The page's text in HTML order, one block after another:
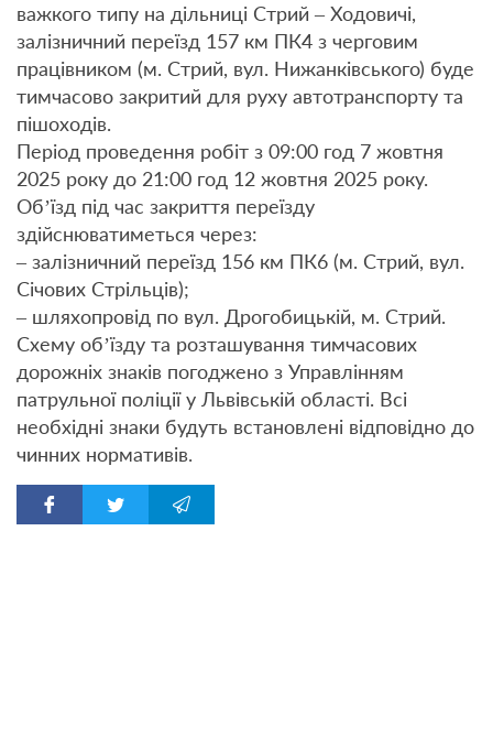
важкого типу на дільниці Стрий – Ходовичі,
залізничний переїзд 157 км ПК4 з черговим
працівником (м. Стрий, вул. Нижанківського) буде
тимчасово закритий для руху автотранспорту та
пішоходів.
Період проведення робіт з 09:00 год 7 жовтня
2025 року до 21:00 год 12 жовтня 2025 року.
Об’їзд під час закриття переїзду
здійснюватиметься через:
– залізничний переїзд 156 км ПК6 (м. Стрий, вул.
Січових Стрільців);
– шляхопровід по вул. Дрогобицькій, м. Стрий.
Схему об’їзду та розташування тимчасових
дорожніх знаків погоджено з Управлінням
патрульної поліції у Львівській області. Всі
необхідні знаки будуть встановлені відповідно до
чинних нормативів.